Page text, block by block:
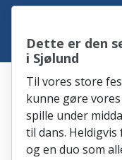
Dette er den
i Sjølund
Til vores store
kunne gøre
spille under
til dans.
og en duo som